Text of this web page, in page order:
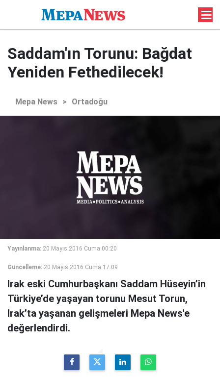
Saddam'ın Torunu: Bağdat
Yeniden Fethedilecek!
Mepa News > Ortadoğu
Yayınlanma: 20 Mayıs 2016 Cuma 00:20
Güncelleme: 20 Mayıs 2016 Cuma 17:09
Irak eski Cumhurbaşkanı Saddam Hüseyin’in
Türkiye’de yaşayan torunu Mesut Torun,
Irak’ta yaşanan gelişmeleri Mepa News'e
değerlendirdi.